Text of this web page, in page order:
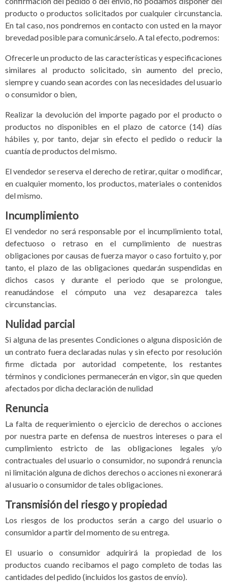
producto o productos solicitados por cualquier circunstancia.
En tal caso, nos pondremos en contacto con usted en la mayor
brevedad posible para comunicárselo. A tal efecto, podremos:
Ofrecerle un producto de las características y especificaciones
similares al producto solicitado, sin aumento del precio,
siempre y cuando sean acordes con las necesidades del usuario
o consumidor o bien,
Realizar la devolución del importe pagado por el producto o
productos no disponibles en el plazo de catorce (14) días
hábiles y, por tanto, dejar sin efecto el pedido o reducir la
cuantía de productos del mismo.
El vendedor se reserva el derecho de retirar, quitar o modificar,
en cualquier momento, los productos, materiales o contenidos
del mismo.
Incumplimiento
El vendedor no será responsable por el incumplimiento total,
defectuoso o retraso en el cumplimiento de nuestras
obligaciones por causas de fuerza mayor o caso fortuito y, por
tanto, el plazo de las obligaciones quedarán suspendidas en
dichos casos y durante el periodo que se prolongue,
reanudándose el cómputo una vez desaparezca tales
circunstancias.
Nulidad parcial
Si alguna de las presentes Condiciones o alguna disposición de
un contrato fuera declaradas nulas y sin efecto por resolución
firme dictada por autoridad competente, los restantes
términos y condiciones permanecerán en vigor, sin que queden
afectados por dicha declaración de nulidad
Renuncia
La falta de requerimiento o ejercicio de derechos o acciones
por nuestra parte en defensa de nuestros intereses o para el
cumplimiento estricto de las obligaciones legales y/o
contractuales del usuario o consumidor, no supondrá renuncia
ni limitación alguna de dichos derechos o acciones ni exonerará
al usuario o consumidor de tales obligaciones.
Transmisión del riesgo y propiedad
Los riesgos de los productos serán a cargo del usuario o
consumidor a partir del momento de su entrega.
El usuario o consumidor adquirirá la propiedad de los
productos cuando recibamos el pago completo de todas las
cantidades del pedido (incluidos los gastos de envío).